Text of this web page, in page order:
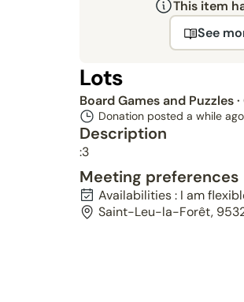
This item
See
Lots
Board Games and Puzzles
Donation posted a while ago
Description
:3
Meeting preferences
Availabilities : I am
Saint-Leu-la-Forêt,